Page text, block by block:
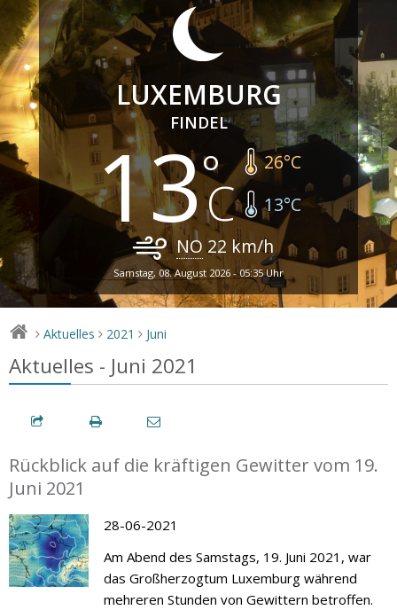
LUXEMBURG
FINDEL
13 26°C
13°C
NO 22 km/h
Samstag, 08. August 2026 - 05:35 Uhr
> Aktuelles > 2021 > Juni
Aktuelles - Juni 2021
Rückblick auf die kräftigen Gewitter vom 19.
Juni 2021
28-06-2021
Am Abend des Samstags, 19. Juni 2021, war
das Großherzogtum Luxemburg während
mehreren Stunden von Gewittern betroffen.